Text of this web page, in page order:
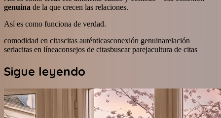
genuina de la que crecen las relaciones.
Así es como funciona de verdad.
comodidad en citascitas auténticasconexión genuinarelación
seriacitas en líneaconsejos de citasbuscar parejacultura de citas
Sigue leyendo